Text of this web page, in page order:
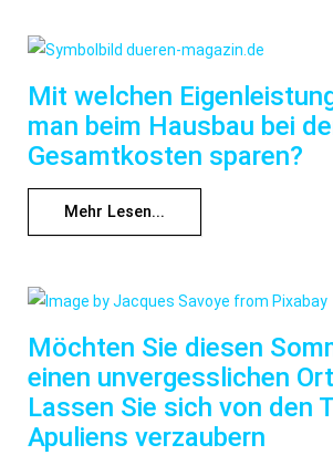
Mit welchen
man beim Hausbau bei
Gesamtkosten sparen?
Mehr Lesen...
Möchten Sie diesen
einen unvergesslichen
Lassen Sie sich von den
Apuliens verzaubern